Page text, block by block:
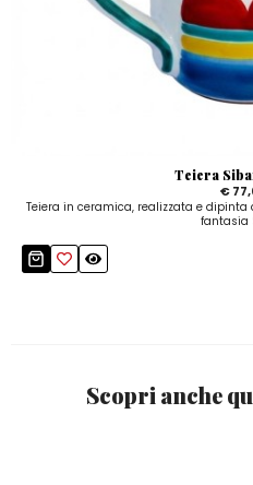
Teiera
€
Teiera in ceramica, realizzata e
fantasia
Scopri anche